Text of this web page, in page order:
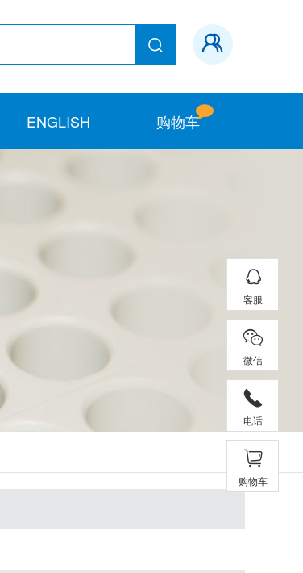
ENGLISH 购物车
客服
微信
电话
购物车